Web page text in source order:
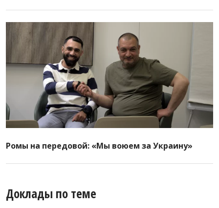
Ромы на передовой: «Мы воюем за Украину»
Доклады по теме